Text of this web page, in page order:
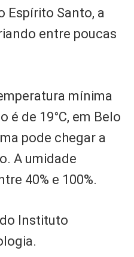
Espírito Santo, a
entre poucas
mínima
é de 19°C, em Belo
pode chegar a
A umidade
40% e 100%.
Instituto